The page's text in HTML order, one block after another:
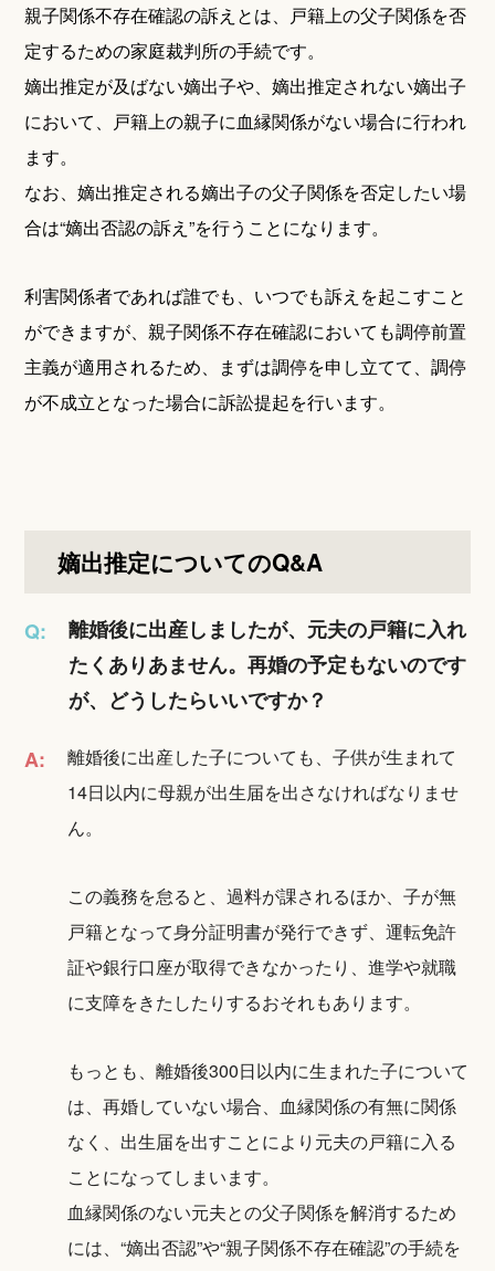
親子関係不存在確認の訴えとは、戸籍上の父子関係を否
定するための家庭裁判所の手続です。
嫡出推定が及ばない嫡出子や、嫡出推定されない嫡出子
において、戸籍上の親子に血縁関係がない場合に行われ
ます。
なお、嫡出推定される嫡出子の父子関係を否定したい場
合は“嫡出否認の訴え”を行うことになります。
利害関係者であれば誰でも、いつでも訴えを起こすこと
ができますが、親子関係不存在確認においても調停前置
主義が適用されるため、まずは調停を申し立てて、調停
が不成立となった場合に訴訟提起を行います。
嫡出推定についてのQ&A
Q:
離婚後に出産しましたが、元夫の戸籍に入れ
たくありあません。再婚の予定もないのです
が、どうしたらいいですか？
A:
離婚後に出産した子についても、子供が生まれて
14日以内に母親が出生届を出さなければなりませ
ん。
この義務を怠ると、過料が課されるほか、子が無
戸籍となって身分証明書が発行できず、運転免許
証や銀行口座が取得できなかったり、進学や就職
に支障をきたしたりするおそれもあります。
もっとも、離婚後300日以内に生まれた子について
は、再婚していない場合、血縁関係の有無に関係
なく、出生届を出すことにより元夫の戸籍に入る
ことになってしまいます。
血縁関係のない元夫との父子関係を解消するため
には、“嫡出否認”や“親子関係不存在確認”の手続を